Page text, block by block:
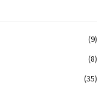
(9)
(8)
(35)